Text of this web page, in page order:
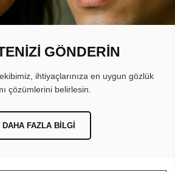
GÖNDERİN
ihtiyaçlarınıza en uygun gözlük
çözümlerini belirlesin.
DAHA FAZLA BILGI